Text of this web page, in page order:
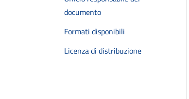
documento
Formati disponibili
Licenza di distribuzione